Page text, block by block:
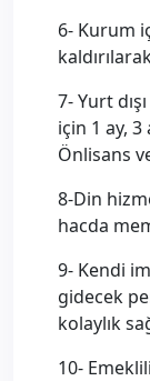
6- Kurum
7- Yurt
için 1 ay,
Önlisans
8-Din
hacda
9- Kendi
gidecek
kolaylık
10-